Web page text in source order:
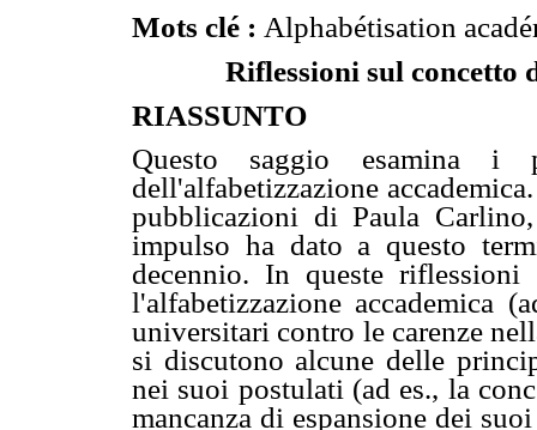
Mots clé : Alphabétisation
Riflessioni sul concetto
RIASSUNTO
Questo saggio esamina i
dell'alfabetizzazione
pubblicazioni di Paula
impulso ha dato a questo
decennio. In queste
l'alfabetizzazione accademica
universitari contro le carenze
si discutono alcune delle
nei suoi postulati (ad es., la
mancanza di espansione dei